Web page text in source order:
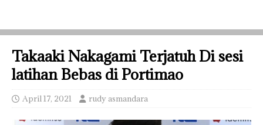
Takaaki Nakagami Terjatuh Di sesi
latihan Bebas di Portimao
April 17, 2021 rudy asmandara